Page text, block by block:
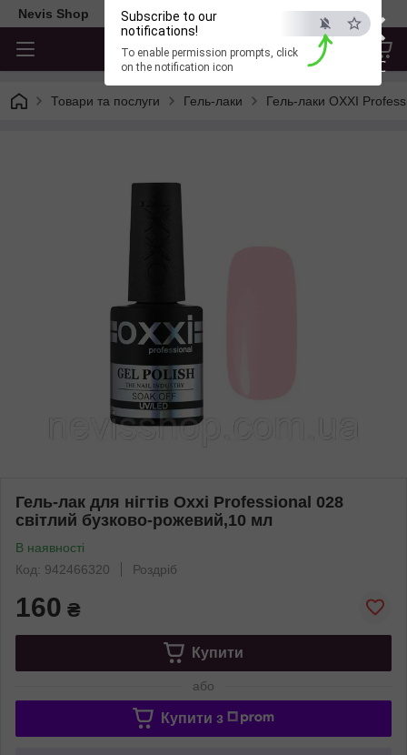
×
ESC
Subscribe to our
notifications!
To enable permission prompts, click
on the notification icon
Nevis Shop
Товари та послуги Гель-лаки Гель-лаки OXXI
Гель-лак для нігтів Oxxi Professional 028
світлий бузково-рожевий,10 мл
В наявності
Код: 942466320
Роздріб
160 ₴
Купити
або
Купити з